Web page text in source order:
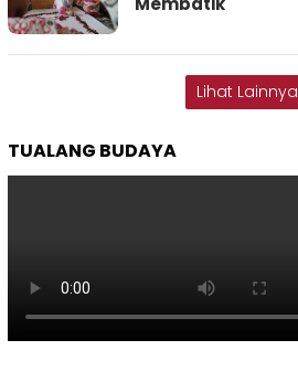
Lihat Lainnya
TUALANG BUDAYA